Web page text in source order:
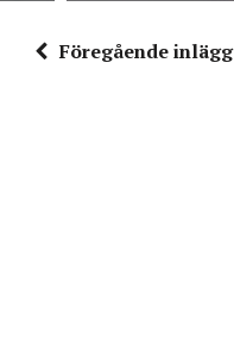
Föregående inlägg